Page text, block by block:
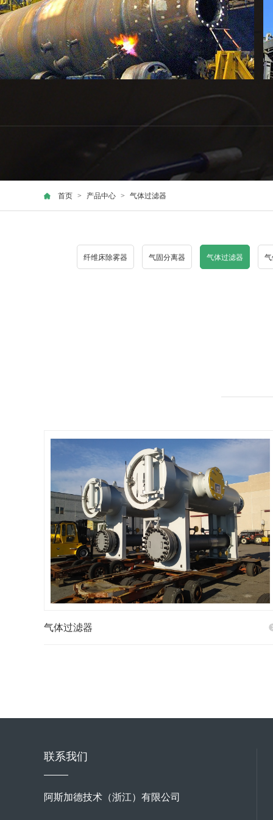
首页 > 产品中心 > 气体过滤器
纤维床除雾器 气固分离器 气体过滤器
气体过滤器
联系我们
阿斯加德技术（浙江）有限公司